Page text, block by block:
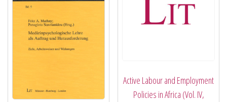
Active Labour and Employment
Policies in Africa (Vol. IV,